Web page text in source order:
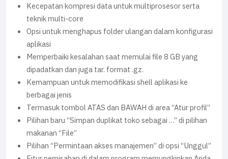
Kecepatan kompresi data untuk multiprosesor serta
teknik multi-core
Opsi untuk menghapus folder ulangan dalam konfigurasi
aplikasi
Memperbaiki kesalahan saat memulai file 8 GB yang
dipadatkan dan juga tar. format .gz.
Kemampuan untuk memodifikasi shell aplikasi ke
berbagai jenis
Termasuk tombol ATAS dan BAWAH di area “Atur profil”
Pilihan baru “Simpan duplikat toko sebagai …” di pilihan
makanan “File”
Pilihan “Permintaan akses manajemen” di opsi “Unggul”